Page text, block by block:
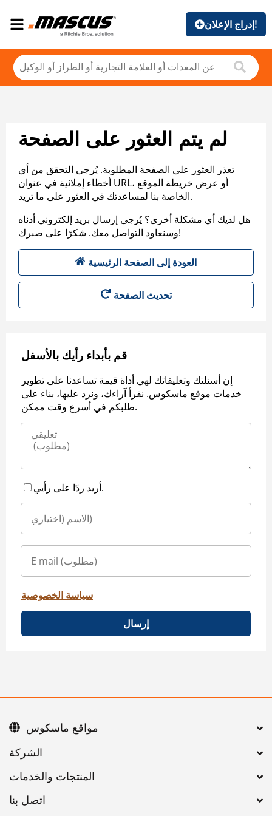
إدراج الإعلان!
لم يتم العثور على الصفحة
تعذر العثور على الصفحة المطلوبة. يُرجى التحقق من أي
أخطاء إملائية في عنوان URL، أو عرض خريطة الموقع
الخاصة بنا لمساعدتك في العثور على ما تريد.
هل لديك أي مشكلة أخرى؟ يُرجى إرسال بريد إلكتروني أدناه
وسنعاود التواصل معك. شكرًا على صبرك!
العودة إلى الصفحة الرئيسية
تحديث الصفحة
قم بأبداء رأيك بالأسفل
إن أسئلتك وتعليقاتك لهي أداة قيمة تساعدنا على تطوير
خدمات موقع ماسكوس. نقرأ آراءك، ونرد عليها، بناء على
طلبكم في أسرع وقت ممكن.
أريد ردًا على رأيي.
سياسة الخصوصية
إرسال
اتصل بنا
مواقع ماسكوس